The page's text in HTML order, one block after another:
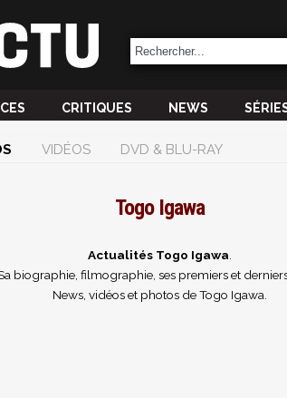
CRITIQUES NEWS
VIDÉOS DVD & BLU-RAY
Togo Igawa
Actualités Togo Igawa
biographie, filmographie, ses premiers et
News, vidéos et photos de Togo Igawa.